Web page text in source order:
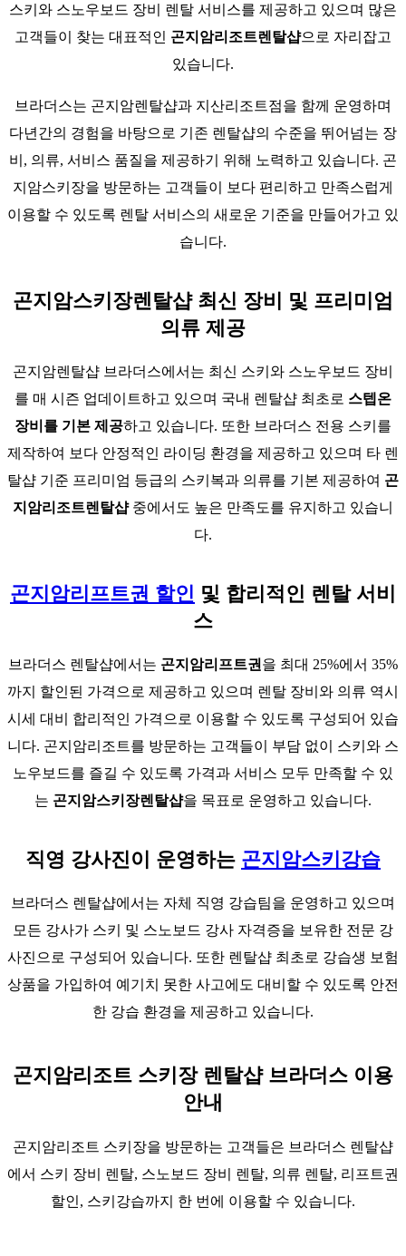
스키와 스노우보드 장비 렌탈 서비스를 제공하고 있으며 많은
고객들이 찾는 대표적인 곤지암리조트렌탈샵으로 자리잡고
있습니다.
브라더스는 곤지암렌탈샵과 지산리조트점을 함께 운영하며
다년간의 경험을 바탕으로 기존 렌탈샵의 수준을 뛰어넘는 장
비, 의류, 서비스 품질을 제공하기 위해 노력하고 있습니다. 곤
지암스키장을 방문하는 고객들이 보다 편리하고 만족스럽게
이용할 수 있도록 렌탈 서비스의 새로운 기준을 만들어가고 있
습니다.
곤지암스키장렌탈샵 최신 장비 및 프리미엄
의류 제공
곤지암렌탈샵 브라더스에서는 최신 스키와 스노우보드 장비
를 매 시즌 업데이트하고 있으며 국내 렌탈샵 최초로 스텝온
장비를 기본 제공하고 있습니다. 또한 브라더스 전용 스키를
제작하여 보다 안정적인 라이딩 환경을 제공하고 있으며 타 렌
탈샵 기준 프리미엄 등급의 스키복과 의류를 기본 제공하여 곤
지암리조트렌탈샵중에서도 높은 만족도를 유지하고 있습니
다.
곤지암리프트권 할인 및 합리적인 렌탈 서비
스
브라더스 렌탈샵에서는 곤지암리프트권 을 최대 25%에서 35%
까지 할인된 가격으로 제공하고 있으며 렌탈 장비와 의류 역시
시세 대비 합리적인 가격으로 이용할 수 있도록 구성되어 있습
니다. 곤지암리조트를 방문하는 고객들이 부담 없이 스키와 스
노우보드를 즐길 수 있도록 가격과 서비스 모두 만족할 수 있
는 곤지암스키장렌탈샵을 목표로 운영하고 있습니다.
직영 강사진이 운영하는 곤지암스키강습
브라더스 렌탈샵에서는 자체 직영 강습팀을 운영하고 있으며
모든 강사가 스키 및 스노보드 강사 자격증을 보유한 전문 강
사진으로 구성되어 있습니다. 또한 렌탈샵 최초로 강습생 보험
상품을 가입하여 예기치 못한 사고에도 대비할 수 있도록 안전
한 강습 환경을 제공하고 있습니다.
곤지암리조트 스키장 렌탈샵 브라더스 이용
안내
곤지암리조트 스키장을 방문하는 고객들은 브라더스 렌탈샵
에서 스키 장비 렌탈, 스노보드 장비 렌탈, 의류 렌탈, 리프트권
할인, 스키강습까지 한 번에 이용할 수 있습니다.